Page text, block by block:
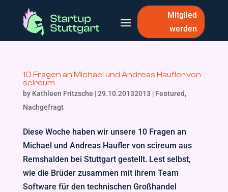
Mitglied
werden
10 Fragen an Michael und Andreas Haufler von
scireum
by Kathleen Fritzsche |29.10.20132013 | Featured,
Nachgefragt
Diese Woche haben wir unsere 10 Fragen an
Michael und Andreas Haufler von scireum aus
Remshalden bei Stuttgart gestellt. Lest selbst,
wie die Brüder zusammen mit ihrem Team
Software für den technischen Großhandel